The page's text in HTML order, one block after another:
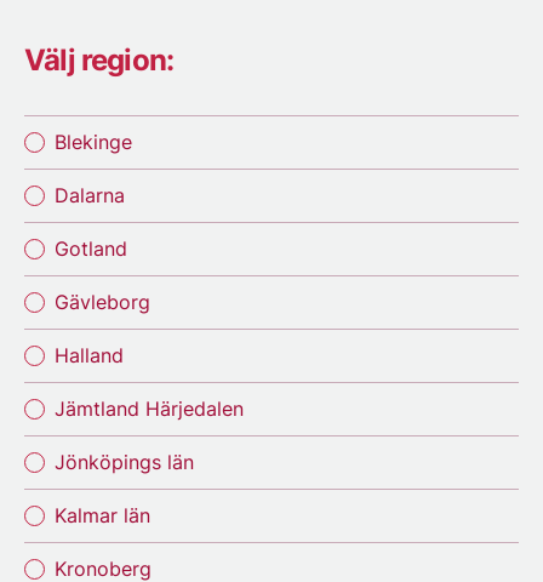
Välj region:
Blekinge
Dalarna
Gotland
Gävleborg
Halland
Jämtland Härjedalen
Jönköpings län
Kalmar län
Kronoberg